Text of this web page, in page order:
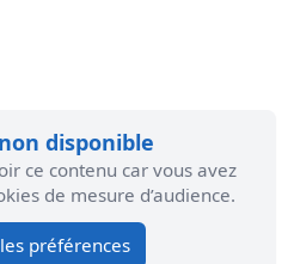
disponible
ce contenu car vous avez
de mesure d’audience.
préférences